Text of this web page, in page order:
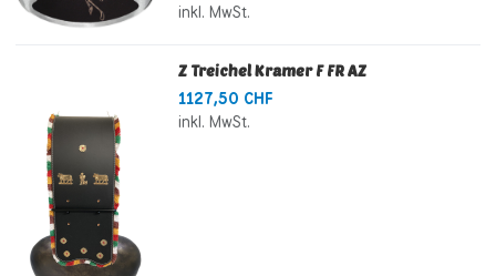
inkl. MwSt.
Z Treichel Kramer F FR AZ
1127,50 CHF
inkl. MwSt.